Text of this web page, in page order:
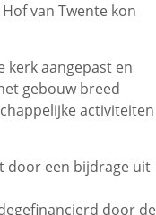
van Twente kon
kerk aangepast en
gebouw breed
activiteiten
door een bijdrage uit
door de